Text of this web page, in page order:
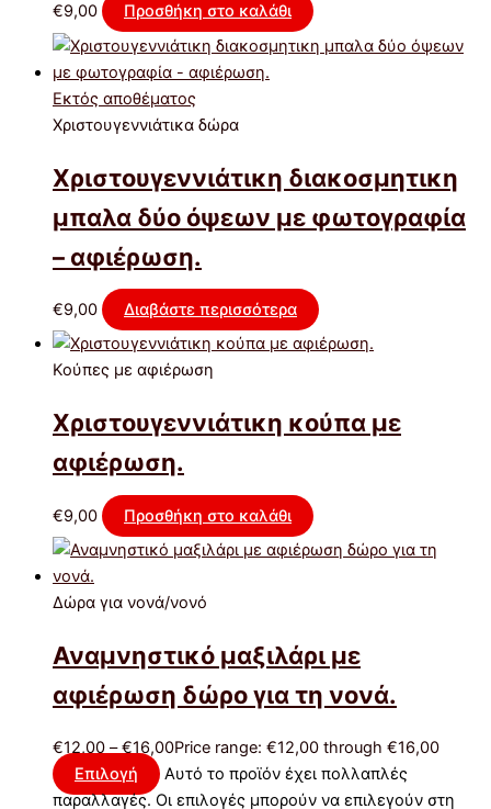
€9,00 Προσθήκη στο καλάθι
Εκτός αποθέματος
Χριστουγεννιάτικα δώρα
Χριστουγεννιάτικη διακοσμητικη
μπαλα δύο όψεων με φωτογραφία
– αφιέρωση.
€9,00 Διαβάστε περισσότερα
Κούπες με αφιέρωση
Χριστουγεννιάτικη κούπα με
αφιέρωση.
€9,00 Προσθήκη στο καλάθι
Δώρα για νονά/νονό
Αναμνηστικό μαξιλάρι με
αφιέρωση δώρο για τη νονά.
€12,00 – €16,00Price range: €12,00 through €16,00
Επιλογή
Αυτό το προϊόν έχει πολλαπλές
παραλλαγές. Οι επιλογές μπορούν να επιλεγούν στη